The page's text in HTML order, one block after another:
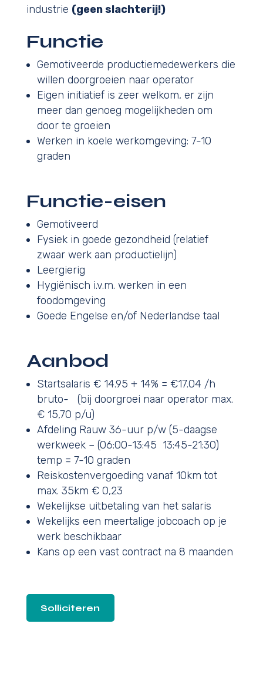
industrie (geen slachterij!)
Functie
Gemotiveerde productiemedewerkers die
willen doorgroeien naar operator
Eigen initiatief is zeer welkom, er zijn
meer dan genoeg mogelijkheden om
door te groeien
Werken in koele werkomgeving: 7-10
graden
Functie-eisen
Gemotiveerd
Fysiek in goede gezondheid (relatief
zwaar werk aan productielijn)
Leergierig
Hygiënisch i.v.m. werken in een
foodomgeving
Goede Engelse en/of Nederlandse taal
Aanbod
Startsalaris € 14.95 + 14% = €17.04 /h
bruto- (bij doorgroei naar operator max.
€ 15,70 p/u)
Afdeling Rauw 36-uur p/w (5-daagse
werkweek – (06:00-13:45 13:45-21:30)
temp = 7-10 graden
Reiskostenvergoeding vanaf 10km tot
max. 35km € 0,23
Wekelijkse uitbetaling van het salaris
Wekelijks een meertalige jobcoach op je
werk beschikbaar
Kans op een vast contract na 8 maanden
Solliciteren